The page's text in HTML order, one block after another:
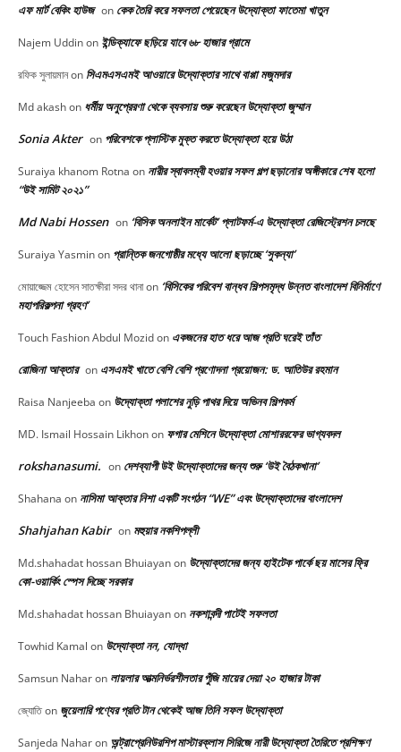
এফ মার্ট বেকিং হাউজ on কেক তৈরি করে সফলতা পেয়েছেন উদ্যোক্তা ফাতেমা খাতুন
Najem Uddinon ইন্ডিক্যাফে ছড়িয়ে যাবে ৬৮ হাজার গ্রামে
রফিক সুলায়মানon সিএমএসএমই আওয়ারে উদ্যোক্তার সাথে বাপ্পা মজুমদার
Md akashon ধর্মীয় অনুপ্রেরণা থেকে ব্যবসায় শুরু করেছেন উদ্যোক্তা জুম্মান
Sonia Akter on পরিবেশকে প্লাস্টিক মুক্ত করতে উদ্যোক্তা হয়ে উঠা
Suraiya khanom Rotna on নারীর স্বাবলম্বী হওয়ার সফল গল্প ছড়ানোর অঙ্গীকারে শেষ হলো
“উই সামিট ২০২১”
Md Nabi Hossen on ‘বিসিক অনলাইন মার্কেট’ প্লাটফর্ম-এ উদ্যোক্তা রেজিস্ট্রেশন চলছে
Suraiya Yasminon প্রান্তিক জনগোষ্ঠীর মধ্যে আলো ছড়াচ্ছে ‘সুকন্যা’
মোয়াজ্জেম হোসেন সাতক্ষীরা সদর থানাon ‘বিসিকের পরিবেশ বান্ধব শিল্পসমৃদ্ধ উন্নত বাংলাদেশ বিনির্মাণে
মহাপরিকল্পনা গ্রহণ’
Touch Fashion Abdul Mozidon একজনের হাত ধরে আজ প্রতি ঘরেই তাঁত
রোজিনা আক্তার on এসএমই খাতে বেশি বেশি প্রণোদনা প্রয়োজন: ড. আতিউর রহমান
Raisa Nanjeeba on উদ্যোক্তা পলাশের নুড়ি পাথর দিয়ে অভিনব শিল্পকর্ম
MD. Ismail Hossain Likhonon ফগার মেশিনে উদ্যোক্তা মোশাররফের ভাগ্যবদল
rokshanasumi. on দেশব্যাপী উই উদ্যোক্তাদের জন্য শুরু ‘উই বৈঠকখানা’
Shahana on নাসিমা আক্তার নিশা একটি সংগঠন “WE” এবং উদ্যোক্তাদের বাংলাদেশ
Shahjahan Kabir on মহুয়ার নকশিপল্লী
Md.shahadat hossan Bhuiayanon উদ্যোক্তাদের জন্য হাইটেক পার্কে ছয় মাসের ফ্রি
কো-ওয়ার্কিং স্পেস দিচ্ছে সরকার
Md.shahadat hossan Bhuiayanon নকশাবন্দী পাটেই সফলতা
Towhid Kamal on উদ্যোক্তা নন, যোদ্ধা
Samsun Naharon লায়লার আত্মনির্ভরশীলতার পুঁজি মায়ের দেয়া ২০ হাজার টাকা
জ্যোতিon জুয়েলারি পণ্যের প্রতি টান থেকেই আজ তিনি সফল উদ্যোক্তা
Sanjeda Naharon অন্ট্রাপ্রেনিউরশিপ মাস্টারক্লাস সিরিজে নারী উদ্যোক্তা তৈরিতে প্রশিক্ষণ